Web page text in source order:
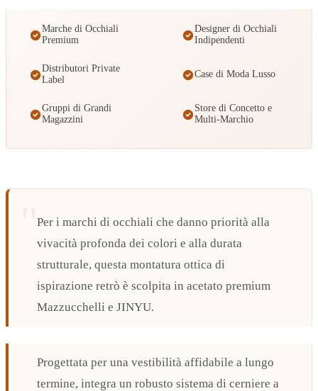
Marche di Occhiali
Premium
Designer di Occhiali
Indipendenti
Distributori Private
Label
Case di Moda Lusso
Gruppi di Grandi
Magazzini
Store di Concetto e
Multi-Marchio
Per i marchi di occhiali che danno priorità alla
vivacità profonda dei colori e alla durata
strutturale, questa montatura ottica di
ispirazione retrò è scolpita in acetato premium
Mazzucchelli e JINYU.
Progettata per una vestibilità affidabile a lungo
termine, integra un robusto sistema di cerniere a